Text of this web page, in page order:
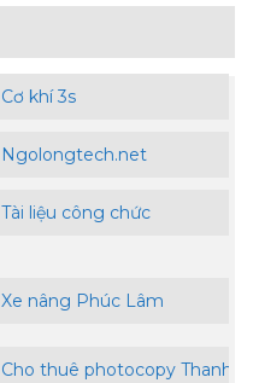
Cơ khí 3s
Ngolongtech.net
Tài liệu công chức
Xe nâng Phúc Lâm
Cho thuê photocopy Thanh